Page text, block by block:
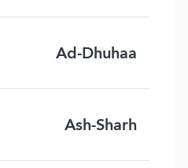
Ad-Dhuhaa
Ash-Sharh